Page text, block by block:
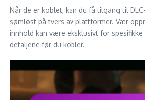
Når de er koblet, kan du få tilgang til
sømløst på tvers av plattformer. Vær
innhold kan være eksklusivt for spesifikke
detaljene før du kobler.